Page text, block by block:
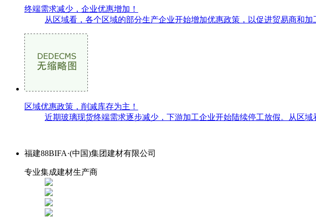
终端需求减少，企业优惠增加！
从区域看，各个区域的部分生产企业开始增加优惠政策，以促进贸易商和
区域优惠政策，削减库存为主！
近期玻璃现货终端需求逐步减少，下游加工企业开始陆续停工放假。从区
福建88BIFA·(中国)集团建材有限公司
专业集成建材生产商